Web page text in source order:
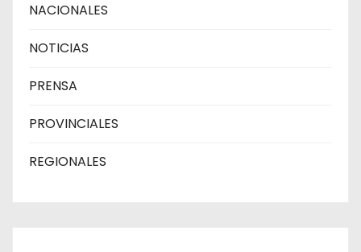
NACIONALES
NOTICIAS
PRENSA
PROVINCIALES
REGIONALES